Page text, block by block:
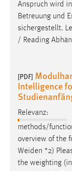
Anspruch wird
Betreuung und
sichergestellt.
/ Reading
[PDF]
Intelligence
Relevanz:
methods/
overview of the
Weiden *2)
the weighting